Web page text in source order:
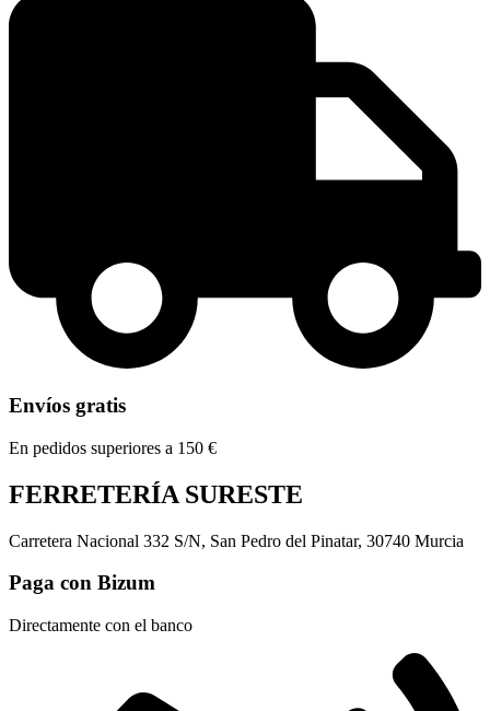
Envíos gratis
En pedidos superiores a 150 €
FERRETERÍA SURESTE
Carretera Nacional 332 S/N, San Pedro del Pinatar, 30740 Murcia
Paga con Bizum
Directamente con el banco